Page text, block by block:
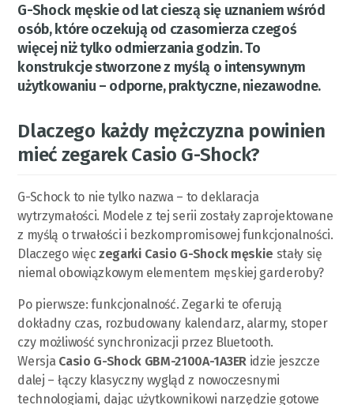
G-Shock męskieod lat cieszą się uznaniem wśród
osób, które oczekują od czasomierza czegoś
więcej niż tylko odmierzania godzin. To
konstrukcje stworzone z myślą o intensywnym
użytkowaniu – odporne, praktyczne, niezawodne.
Dlaczego każdy mężczyzna powinien
mieć zegarek Casio G-Shock?
G-Schock to nie tylko nazwa – to deklaracja
wytrzymałości. Modele z tej serii zostały zaprojektowane
z myślą o trwałości i bezkompromisowej funkcjonalności.
Dlaczego więc zegarki Casio G-Shock męskie stały się
niemal obowiązkowym elementem męskiej garderoby?
Po pierwsze: funkcjonalność. Zegarki te oferują
dokładny czas, rozbudowany kalendarz, alarmy, stoper
czy możliwość synchronizacji przez Bluetooth.
Wersja Casio G-Shock GBM-2100A-1A3ER idzie jeszcze
dalej – łączy klasyczny wygląd z nowoczesnymi
technologiami, dając użytkownikowi narzędzie gotowe